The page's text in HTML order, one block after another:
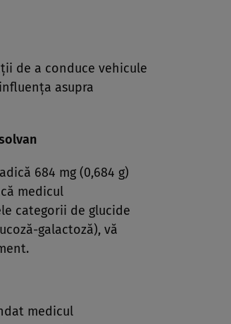
de a conduce vehicule
asupra
684 mg (0,684 g)
medicul
categorii de glucide
galactoză), vă
medicul